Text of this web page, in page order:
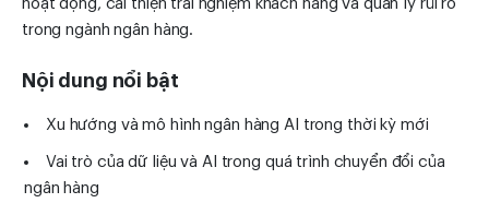
hoạt động, cải thiện trải nghiệm khách hàng và quản lý rủi ro
trong ngành ngân hàng.
Nội dung nổi bật
Xu hướng và mô hình ngân hàng AI trong thời kỳ mới
Vai trò của dữ liệu và AI trong quá trình chuyển đổi của
ngân hàng